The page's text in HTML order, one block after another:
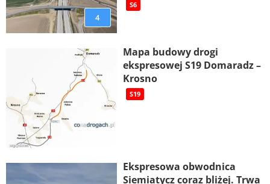
4
S6
Mapa budowy drogi
ekspresowej S19 Domaradz –
Krosno
S19
Ekspresowa obwodnica
Siemiatycz coraz bliżej. Trwa